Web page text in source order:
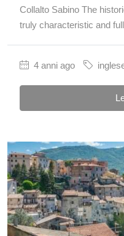
Collalto Sabino The
truly characteristic and
4 anni ago